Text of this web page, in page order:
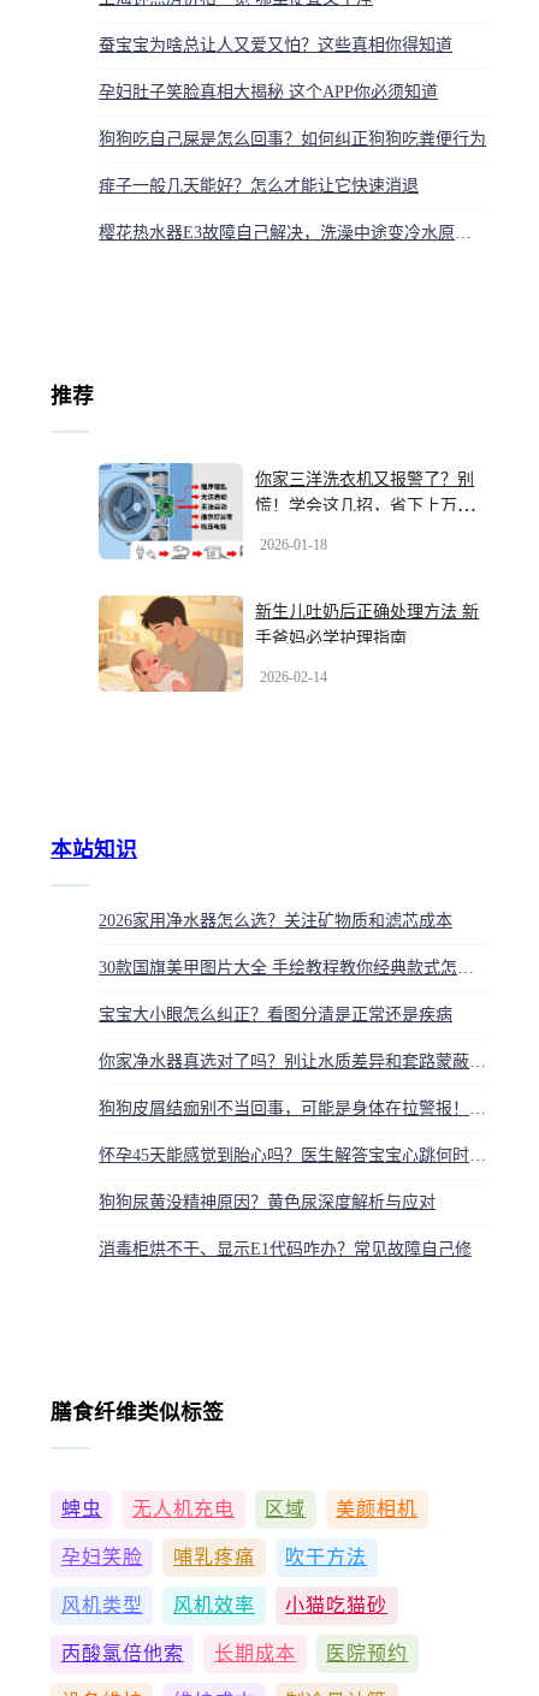
蚕宝宝为啥总让人又爱又怕？这些真相你得知道
孕妇肚子笑脸真相大揭秘 这个APP你必须知道
狗狗吃自己屎是怎么回事？如何纠正狗狗吃粪便行为
痱子一般几天能好？怎么才能让它快速消退
樱花热水器E3故障自己解决，洗澡中途变冷水原因及维修方法
推荐
你家三洋洗衣机又报警了？别
慌！学会这几招，省下上万维
2026-01-18
新生儿吐奶后正确处理方法 新
手爸妈必学护理指南
2026-02-14
本站知识
2026家用净水器怎么选？关注矿物质和滤芯成本
宝宝大小眼怎么纠正？看图分清是正常还是疾病
狗狗尿黄没精神原因？黄色尿深度解析与应对
消毒柜烘不干、显示E1代码咋办？常见故障自己修
膳食纤维类似标签
蜱虫 无人机充电 区域 美颜相机
孕妇笑脸 哺乳疼痛 吹干方法
风机类型 风机效率 小猫吃猫砂
丙酸氯倍他索 长期成本 医院预约